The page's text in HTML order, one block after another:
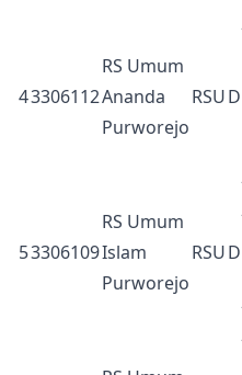
43306112
RS Umum
Ananda
Purworejo
RSUD
53306109
RS Umum
Islam
Purworejo
RSUD